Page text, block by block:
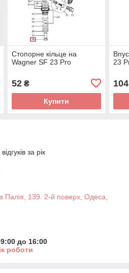
Стопорне кільце на
Wagner SF 23 Pro
52₴
Купити
23
104
за рік
139. 2-й поверх, Одеса,
до 16:00
роботи